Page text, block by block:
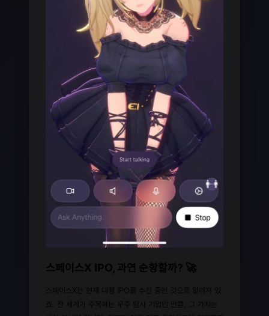
스페이스X IPO, 과연 순항할까? 🚀
스페이스X는 현재 대형 IPO를 추진 중인 것으로 알려져 있
죠. 전 세계가 주목하는 우주 탐사 기업인 만큼, 그 가치는